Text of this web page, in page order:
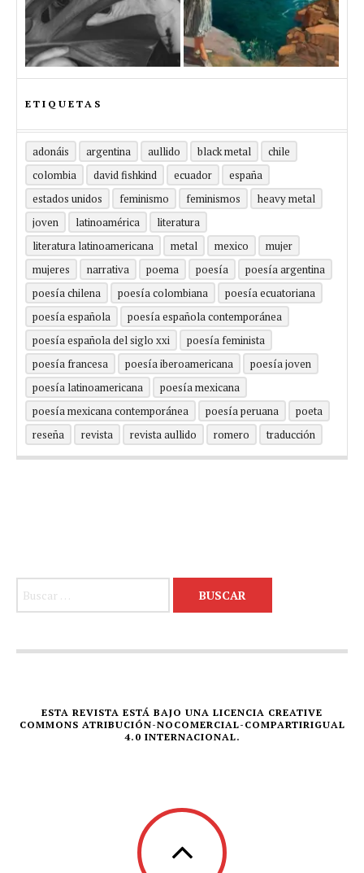
ETIQUETAS
adonáis argentina aullido black metal
chile
colombia
david fishkind ecuador
españa
estados unidos
feminismo feminismos
heavy metal
joven
latinoamérica
literatura
literatura latinoamericana
metal mexico
mujer
mujeres
narrativa poema poesía
poesía argentina
poesía chilena
poesía colombiana
poesía ecuatoriana
poesía española
poesía española contemporánea
poesía española del siglo xxi
poesía feminista
poesía francesa
poesía iberoamericana
poesía joven
poesía latinoamericana
poesía mexicana
poesía mexicana contemporánea
poesía peruana
poeta
reseña
revista revista aullido romero traducción
ESTA REVISTA ESTÁ BAJO UNA LICENCIA CREATIVE
COMMONS ATRIBUCIÓN-NOCOMERCIAL-COMPARTIRIGUAL
4.0 INTERNACIONAL.